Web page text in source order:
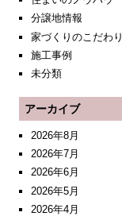
分譲地情報
家づくりのこだわり
施工事例
未分類
アーカイブ
2026年8月
2026年7月
2026年6月
2026年5月
2026年4月